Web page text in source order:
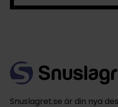
Snuslagret.se är din nya